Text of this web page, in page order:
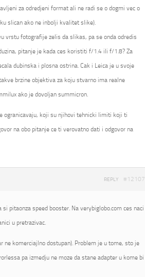
za odredjeni format ali ne radi se o dogmi vec o
slican ako ne inbolji kvalitet slike).
vrstu fotografije zelis da slikas, pa se onda odredis
pitanje je kada ces koristiti f/1.4 ili f/1.8? Za
dubinska i plosna ostrina. Cak i Leica je u svoje
brzine objektiva za koju stvarno ima realne
ako je dovoljan summicron.
ogranicavaju, koji su njihovi tehnicki limiti koji ti
na obo pitanje ce ti verovatno dati i odgovor na
#12107
REPLY
pitaonza speed booster. Na verybiglobo.com ces naci
u pretrazivac.
ne komerciajlno dostupan). Problem je u tome, sto je
pa izmedju ne moze da stane adapter u kome bi